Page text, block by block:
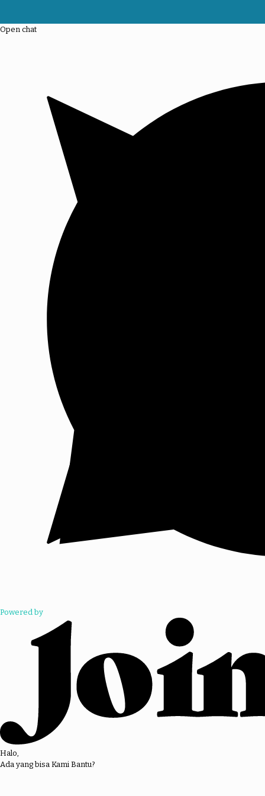
Open chat
Powered by
Halo,
Ada yang bisa Kami Bantu?